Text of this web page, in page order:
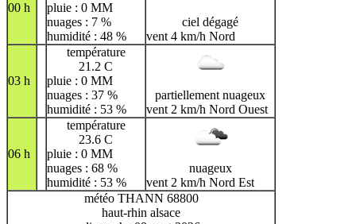
00 h
pluie : 0 MM
nuages : 7 %
humidité : 48 %
ciel dégagé
vent 4 km/h Nord
03 h
température
21.2 C
pluie : 0 MM
nuages : 37 %
humidité : 53 %
partiellement nuageux
vent 2 km/h Nord Ouest
06 h
température
23.6 C
pluie : 0 MM
nuages : 68 %
humidité : 53 %
nuageux
vent 2 km/h Nord Est
météo THANN 68800
haut-rhin alsace